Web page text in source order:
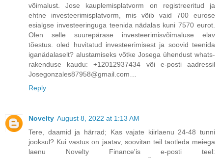
võimalust. Jose kauplemisplatvorm on registreeritud ja
ehtne investeerimisplatvorm, mis võib vaid 700 eurose
esialgse investeeringuga teenida nädalas kuni 7570 eurot.
Olen selle suurepärase investeerimisvõimaluse elav
tõestus. oled huvitatud investeerimisest ja soovid teenida
iganädalaselt? alustamiseks võtke Josega ühendust whats-
rakenduse kaudu: +12012937434 või e-posti aadressil
Josegonzales87958@gmail.com…
Reply
Novelty August 8, 2022 at 1:13 AM
Tere, daamid ja härrad; Kas vajate kiirlaenu 24-48 tunni
jooksul? Kui vastus on jaatav, soovitan teil taotleda meiega
laenu Novelty Finance'is e-posti teel: